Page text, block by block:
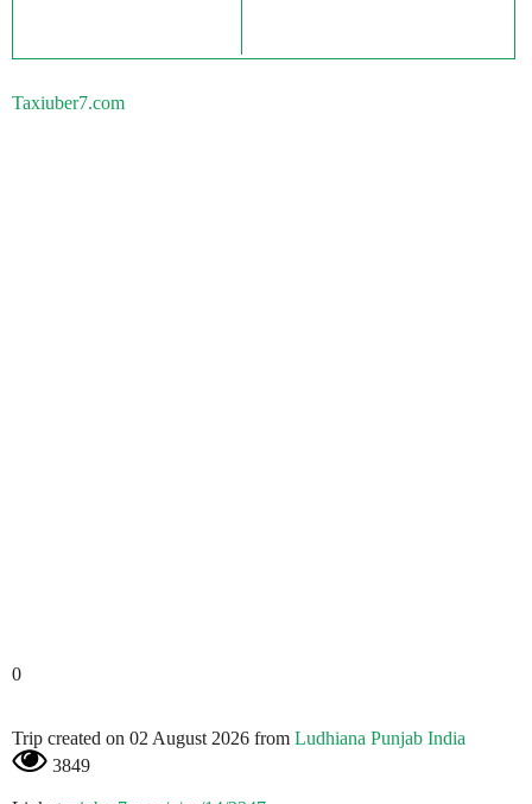
Taxiuber7.com
0
Trip created on 02 August 2026 from Ludhiana Punjab India
3849